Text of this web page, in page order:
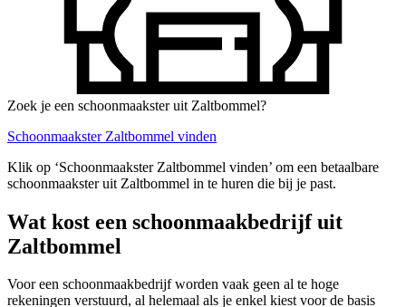
Zoek je een schoonmaakster uit Zaltbommel?
Schoonmaakster Zaltbommel vinden
Klik op ‘Schoonmaakster Zaltbommel vinden’ om een betaalbare
schoonmaakster uit Zaltbommel in te huren die bij je past.
Wat kost een schoonmaakbedrijf uit
Zaltbommel
Voor een schoonmaakbedrijf worden vaak geen al te hoge
rekeningen verstuurd, al helemaal als je enkel kiest voor de basis